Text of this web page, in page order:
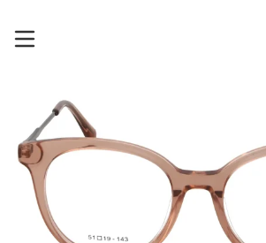
სათვალის
ჩარჩოები
მზის
სათვალეები